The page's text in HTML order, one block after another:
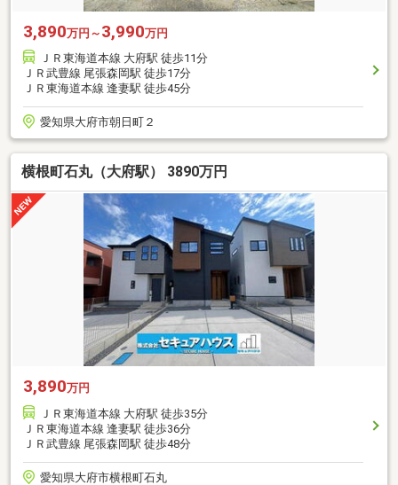
3,890万円～ 3,990万円
ＪＲ東海道本線 大府駅 徒歩11分
ＪＲ武豊線 尾張森岡駅 徒歩17分
ＪＲ東海道本線 逢妻駅 徒歩45分
愛知県大府市朝日町２
横根町石丸（大府駅） 3890万円
3,890万円
ＪＲ東海道本線 大府駅 徒歩35分
ＪＲ東海道本線 逢妻駅 徒歩36分
ＪＲ武豊線 尾張森岡駅 徒歩48分
愛知県大府市横根町石丸